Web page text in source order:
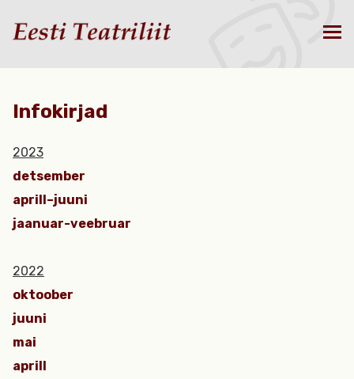
Infokirjad
2023
detsember
aprill–juuni
jaanuar-veebruar
2022
oktoober
juuni
mai
aprill